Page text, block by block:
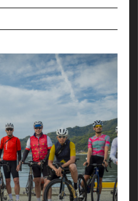
エンサーなどそれぞれの分野
自転車と自然を愛する参加者
写真家でありサイクリストで
による帯同レポートでお届けし
ランスのルートやイタリアの山
でいる彼らは、このエリアにど
のでしょうか？ Text & Photos
01の記事はこちらよりご覧く
催海外メディア向けサイクリン
日目～2日目 目次 DAY_3
高原〜四国カルスト〜成川渓谷
南町〜上槙〜宇和海〜宇和島
〜天狗高原〜四国カルスト〜成
に、朝餉の良い香りが漂う。前
の洗礼をモノともせず、白飯と
食するオージー様御一行、本日